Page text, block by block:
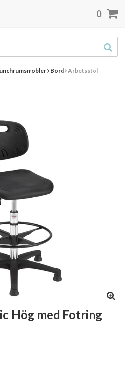
Bord Arbetsstol
Hög med Fotring
0